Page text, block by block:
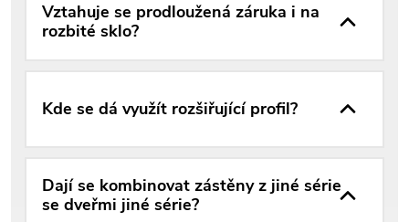
Vztahuje se prodloužená záruka i na
rozbité sklo?
Kde se dá využít rozšiřující profil?
Dají se kombinovat zástěny z jiné série
se dveřmi jiné série?